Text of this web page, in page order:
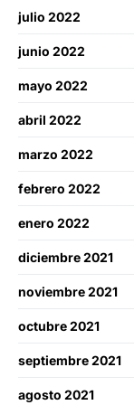
julio 2022
junio 2022
mayo 2022
abril 2022
marzo 2022
febrero 2022
enero 2022
diciembre 2021
noviembre 2021
octubre 2021
septiembre 2021
agosto 2021